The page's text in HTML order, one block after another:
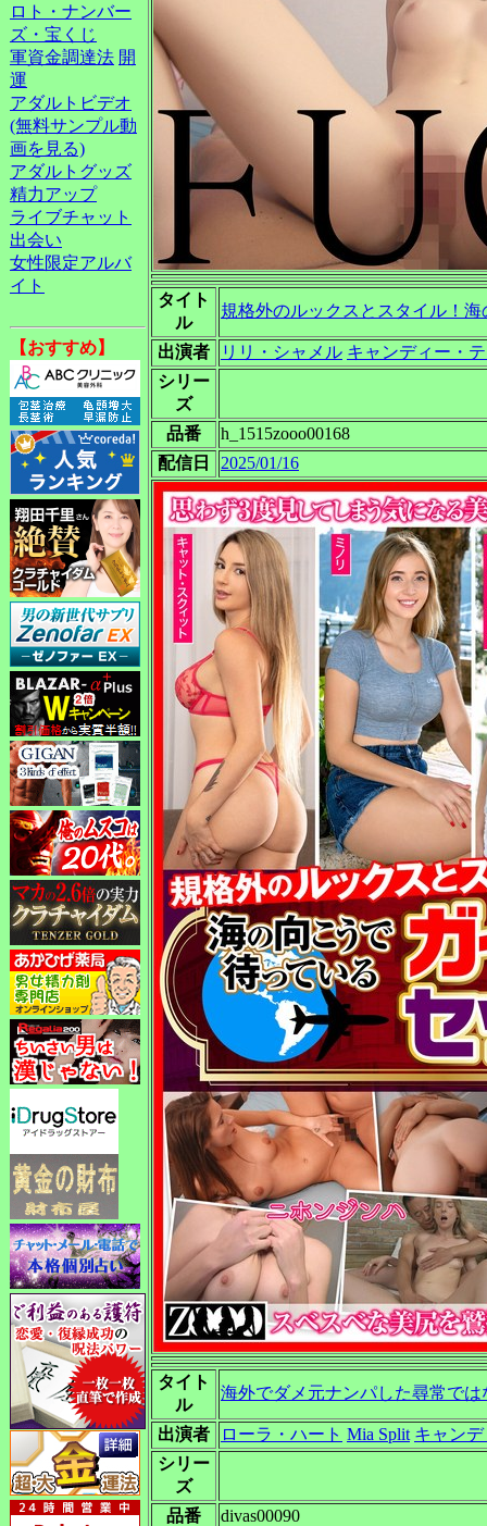
ロト・ナンバー
ズ・宝くじ
軍資金調達法 開
運
アダルトビデオ
(無料サンプル動
画を見る)
アダルトグッズ
精力アップ
ライブチャット
出会い
女性限定アルバ
イト
【おすすめ】
タイト
ル
規格外のルックスとスタイル！
出演者 リリ・シャメル キャンディー・
シリー
ズ
品番
h_1515zooo00168
配信日
2025/01/16
タイト
ル
海外でダメ元ナンパした尋常で
出演者 ローラ・ハート Mia Split キャン
シリー
ズ
品番
divas00090